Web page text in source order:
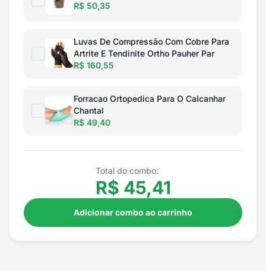
R$ 50,35
Luvas De Compressão Com Cobre Para
Artrite E Tendinite Ortho Pauher Par
R$ 160,55
Forracao Ortopedica Para O Calcanhar
Chantal
R$ 49,40
Total do combo:
R$ 45,41
Adicionar combo ao carrinho